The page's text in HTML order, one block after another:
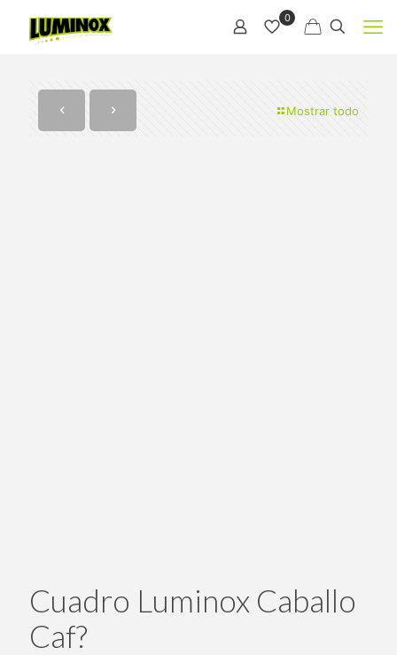
0
Mostrar todo
Cuadro Luminox Caballo
Caf?